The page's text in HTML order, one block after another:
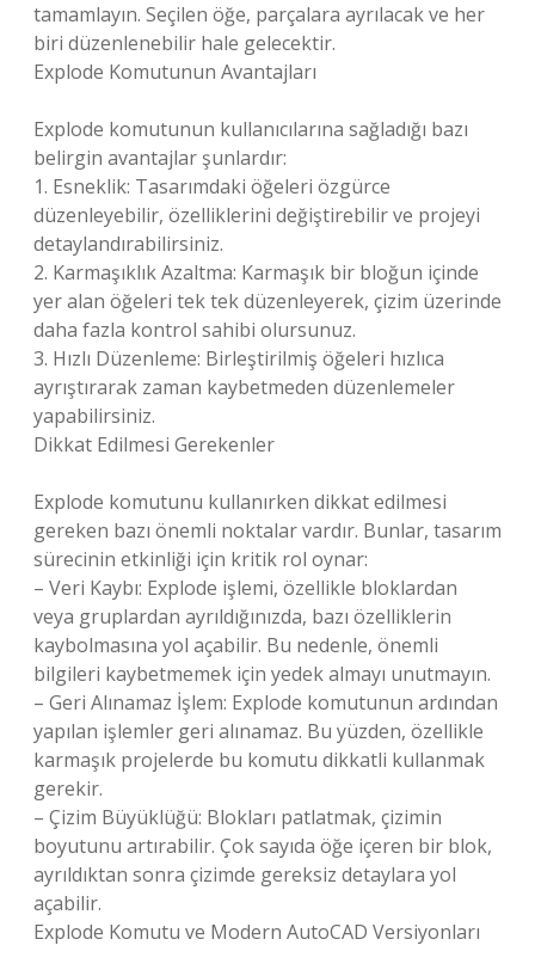
tamamlayın. Seçilen öğe, parçalara ayrılacak ve her
biri düzenlenebilir hale gelecektir.
Explode Komutunun Avantajları
Explode komutunun kullanıcılarına sağladığı bazı
belirgin avantajlar şunlardır:
1. Esneklik: Tasarımdaki öğeleri özgürce
düzenleyebilir, özelliklerini değiştirebilir ve projeyi
detaylandırabilirsiniz.
2. Karmaşıklık Azaltma: Karmaşık bir bloğun içinde
yer alan öğeleri tek tek düzenleyerek, çizim üzerinde
daha fazla kontrol sahibi olursunuz.
3. Hızlı Düzenleme: Birleştirilmiş öğeleri hızlıca
ayrıştırarak zaman kaybetmeden düzenlemeler
yapabilirsiniz.
Dikkat Edilmesi Gerekenler
Explode komutunu kullanırken dikkat edilmesi
gereken bazı önemli noktalar vardır. Bunlar, tasarım
sürecinin etkinliği için kritik rol oynar:
– Veri Kaybı: Explode işlemi, özellikle bloklardan
veya gruplardan ayrıldığınızda, bazı özelliklerin
kaybolmasına yol açabilir. Bu nedenle, önemli
bilgileri kaybetmemek için yedek almayı unutmayın.
– Geri Alınamaz İşlem: Explode komutunun ardından
yapılan işlemler geri alınamaz. Bu yüzden, özellikle
karmaşık projelerde bu komutu dikkatli kullanmak
gerekir.
– Çizim Büyüklüğü: Blokları patlatmak, çizimin
boyutunu artırabilir. Çok sayıda öğe içeren bir blok,
ayrıldıktan sonra çizimde gereksiz detaylara yol
açabilir.
Explode Komutu ve Modern AutoCAD Versiyonları